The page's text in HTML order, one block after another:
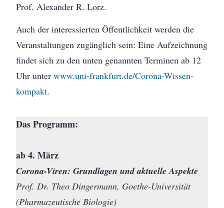
Prof. Alexander R. Lorz.
Auch der interessierten Öffentlichkeit werden die
Veranstaltungen zugänglich sein: Eine Aufzeichnung
findet sich zu den unten genannten Terminen ab 12
Uhr unterwww.uni-frankfurt.de/Corona-Wissen-
kompakt.
Das Programm:
ab 4. März
Corona-Viren: Grundlagen und aktuelle Aspekte
Prof. Dr. Theo Dingermann, Goethe-Universität
(Pharmazeutische Biologie)